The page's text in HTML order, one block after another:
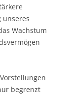
unseres
Wachstum
begrenzt